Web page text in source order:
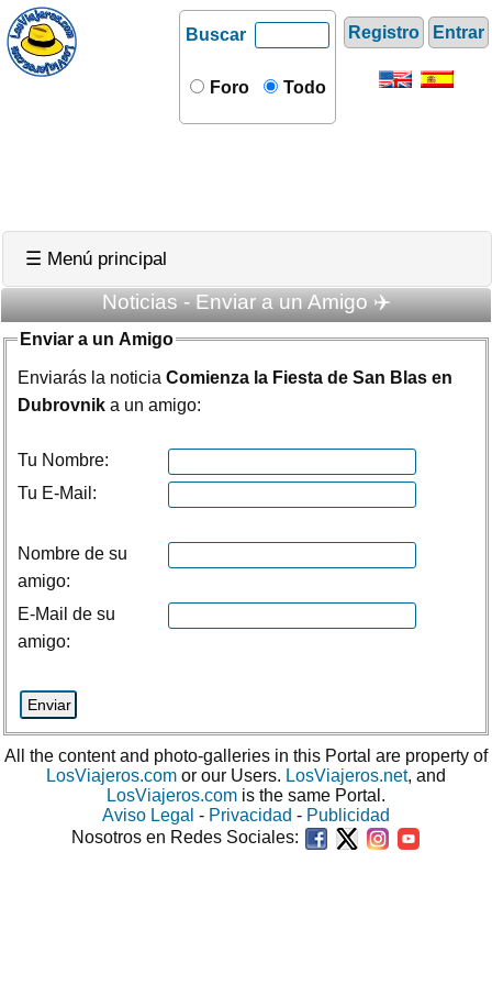
Registro Entrar
Buscar
Foro Todo
☰ Menú principal
Noticias - Enviar a un Amigo ✈️
Enviar a un Amigo
Enviarás la noticia Comienza la Fiesta de San Blas en
Dubrovnik a un amigo:
Tu Nombre:
Tu E-Mail:
Nombre de su
amigo:
E-Mail de su
amigo:
All the content and photo-galleries in this Portal are property of
LosViajeros.com or our Users. LosViajeros.net, and
LosViajeros.com is the same Portal.
Aviso Legal - Privacidad - Publicidad
Nosotros en Redes Sociales: